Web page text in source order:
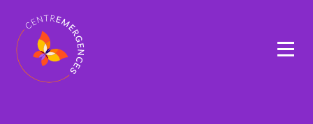
Navigation
principale